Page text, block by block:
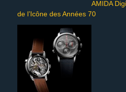
AMIDA
de l’Icône des Années 70